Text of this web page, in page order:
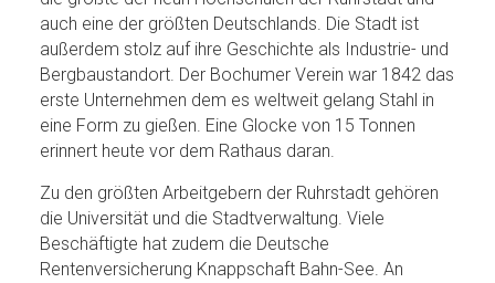
auch eine der größten Deutschlands. Die Stadt ist
außerdem stolz auf ihre Geschichte als Industrie- und
Bergbaustandort. Der Bochumer Verein war 1842 das
erste Unternehmen dem es weltweit gelang Stahl in
eine Form zu gießen. Eine Glocke von 15 Tonnen
erinnert heute vor dem Rathaus daran.
Zu den größten Arbeitgebern der Ruhrstadt gehören
die Universität und die Stadtverwaltung. Viele
Beschäftigte hat zudem die Deutsche
Rentenversicherung Knappschaft Bahn-See. An